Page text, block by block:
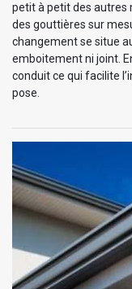
petit à petit des autres
des gouttières sur
changement se situe
emboitement ni joint.
conduit ce qui facilite
pose.